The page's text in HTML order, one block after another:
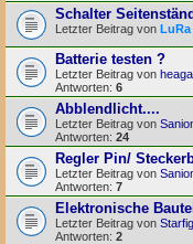
Schalter
Letzter Beitrag von LuRa
Batterie testen ?
Letzter Beitrag von
Antworten: 6
Abblendlicht....
Letzter Beitrag von
Antworten: 24
Regler Pin/
Letzter Beitrag von
Antworten: 7
Elektronische
Letzter Beitrag von
Antworten: 2